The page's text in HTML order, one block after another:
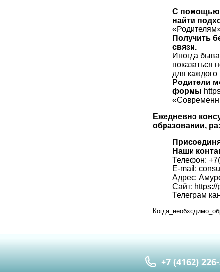
С помощью
найти
Получить
связи.
Иногда
показаться
для
Родители
формы
Ежедневно
образовании,
Наши
Телефон:
E-mail:
Адрес:
Сайт:
Телеграм
+7 (4162)